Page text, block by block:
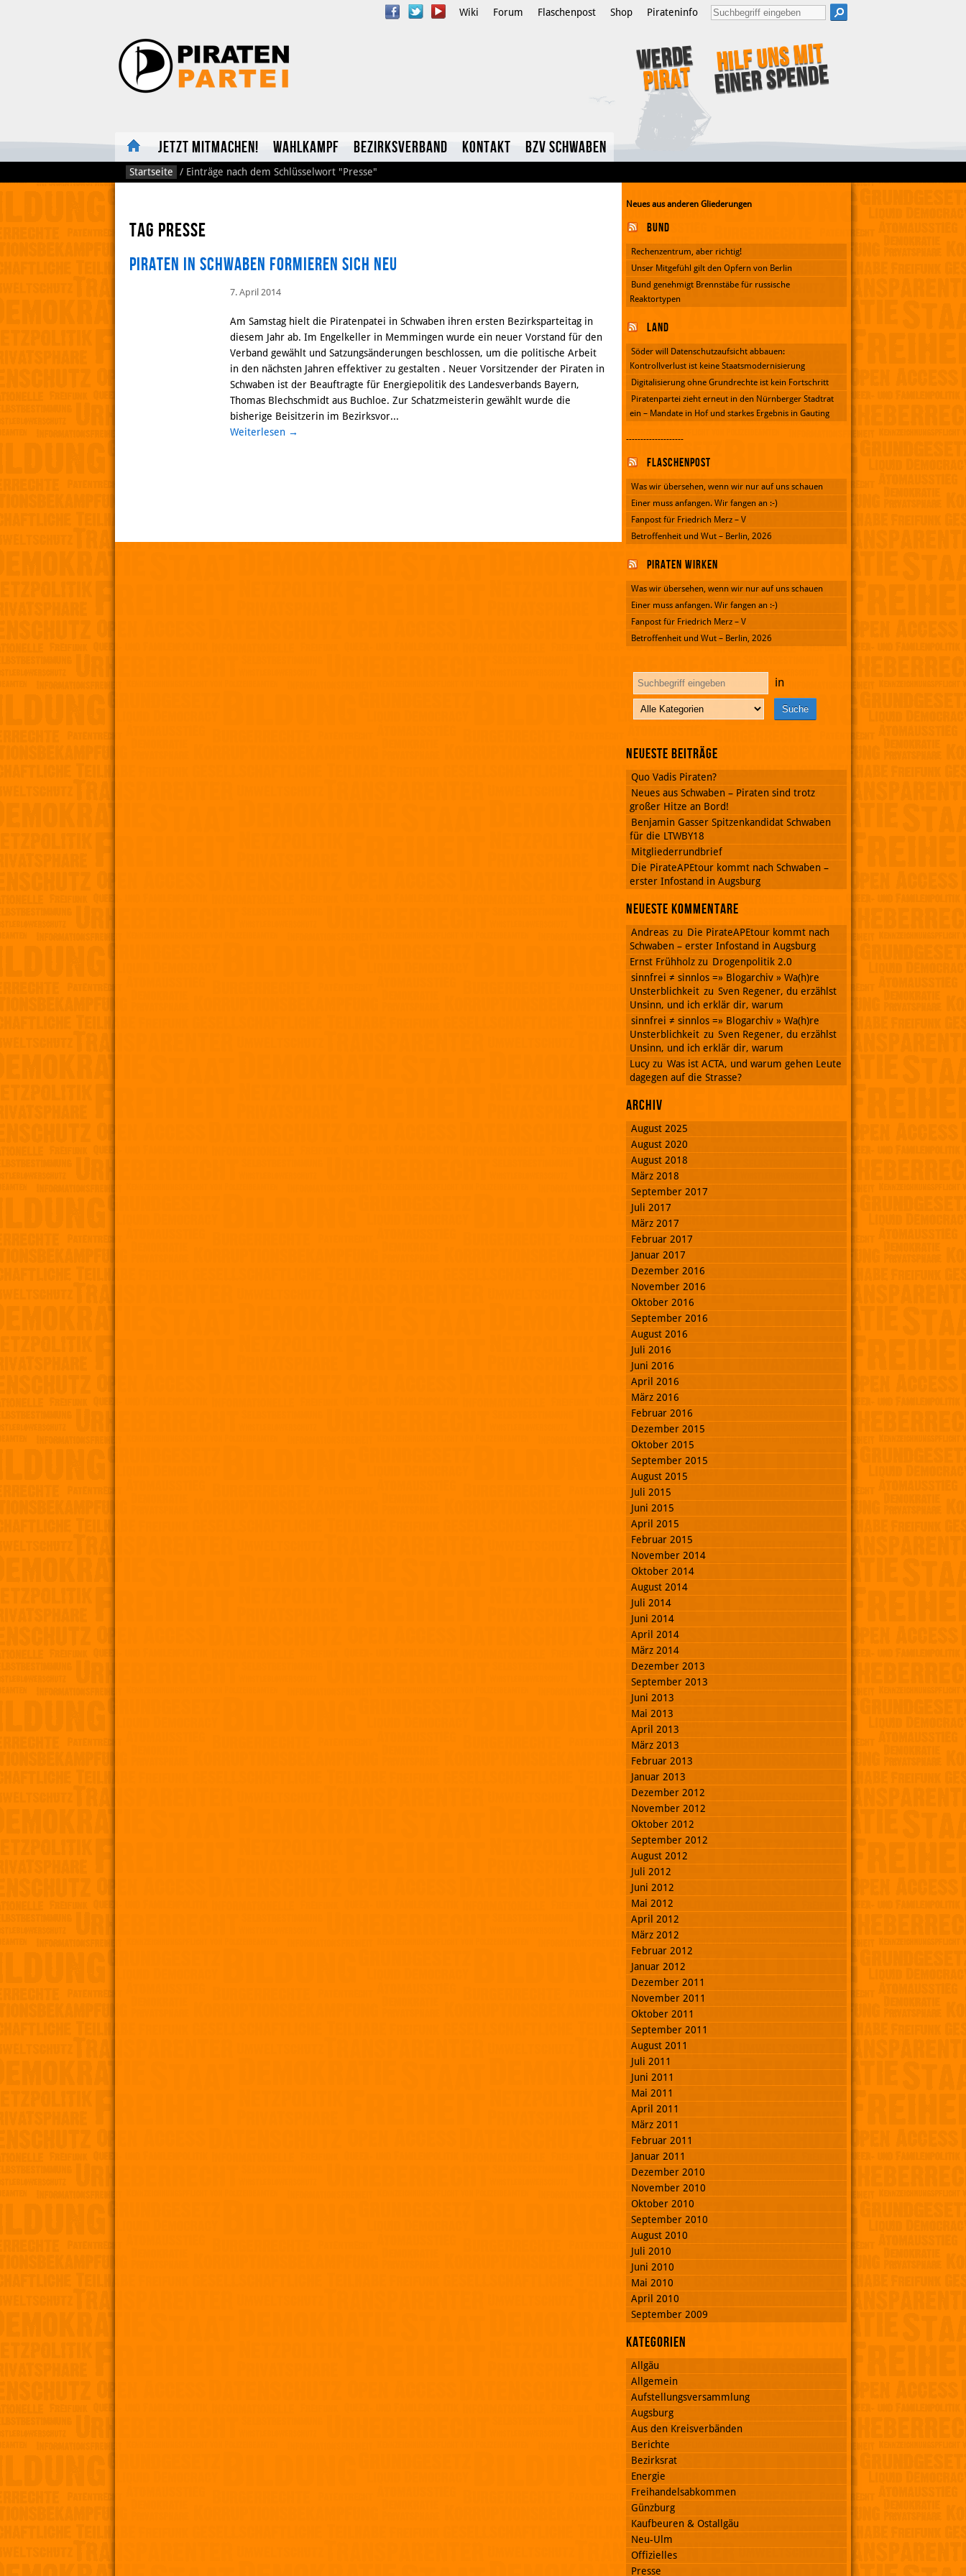
Wiki Forum Flaschenpost Shop Pirateninfo
Werde
Pirat
Hilf uns mit
einer Spende
Jetzt mitmachen! Wahlkampf Bezirksverband Kontakt BzV Schwaben
Startseite / Einträge nach dem Schlüsselwort "Presse"
Tag Presse
Piraten in Schwaben formieren sich neu
7. April 2014
Am Samstag hielt die Piratenpatei in Schwaben ihren ersten Bezirksparteitag in
diesem Jahr ab. Im Engelkeller in Memmingen wurde ein neuer Vorstand für den
Verband gewählt und Satzungsänderungen beschlossen, um die politische Arbeit
in den nächsten Jahren effektiver zu gestalten . Neuer Vorsitzender der Piraten in
Schwaben ist der Beauftragte für Energiepolitik des Landesverbands Bayern,
Thomas Blechschmidt aus Buchloe. Zur Schatzmeisterin gewählt wurde die
bisherige Beisitzerin im Bezirksvor...
Weiterlesen →
Neues aus anderen Gliederungen
Bund
Rechenzentrum, aber richtig!
Unser Mitgefühl gilt den Opfern von Berlin
Bund genehmigt Brennstäbe für russische
Reaktortypen
Land
Söder will Datenschutzaufsicht abbauen:
Kontrollverlust ist keine Staatsmodernisierung
Digitalisierung ohne Grundrechte ist kein Fortschritt
Piratenpartei zieht erneut in den Nürnberger Stadtrat
ein – Mandate in Hof und starkes Ergebnis in Gauting
--------------------
Flaschenpost
Was wir übersehen, wenn wir nur auf uns schauen
Einer muss anfangen. Wir fangen an :-)
Fanpost für Friedrich Merz – V
Betroffenheit und Wut – Berlin, 2026
Piraten wirken
Was wir übersehen, wenn wir nur auf uns schauen
Einer muss anfangen. Wir fangen an :-)
Fanpost für Friedrich Merz – V
Betroffenheit und Wut – Berlin, 2026
in
Neueste Beiträge
Quo Vadis Piraten?
Neues aus Schwaben – Piraten sind trotz
großer Hitze an Bord!
Benjamin Gasser Spitzenkandidat Schwaben
für die LTWBY18
Mitgliederrundbrief
Die PirateAPEtour kommt nach Schwaben –
erster Infostand in Augsburg
Neueste Kommentare
Andreas zu Die PirateAPEtour kommt nach
Schwaben – erster Infostand in Augsburg
Ernst Frühholz zu Drogenpolitik 2.0
sinnfrei ≠ sinnlos =» Blogarchiv » Wa(h)re
Unsterblichkeit zu Sven Regener, du erzählst
Unsinn, und ich erklär dir, warum
sinnfrei ≠ sinnlos =» Blogarchiv » Wa(h)re
Unsterblichkeit zu Sven Regener, du erzählst
Unsinn, und ich erklär dir, warum
Lucy zu Was ist ACTA, und warum gehen Leute
dagegen auf die Strasse?
Archiv
August 2025
August 2020
August 2018
März 2018
September 2017
Juli 2017
März 2017
Februar 2017
Januar 2017
Dezember 2016
November 2016
Oktober 2016
September 2016
August 2016
Juli 2016
Juni 2016
April 2016
März 2016
Februar 2016
Dezember 2015
Oktober 2015
September 2015
August 2015
Juli 2015
Juni 2015
April 2015
Februar 2015
November 2014
Oktober 2014
August 2014
Juli 2014
Juni 2014
April 2014
März 2014
Dezember 2013
September 2013
Juni 2013
Mai 2013
April 2013
März 2013
Februar 2013
Januar 2013
Dezember 2012
November 2012
Oktober 2012
September 2012
August 2012
Juli 2012
Juni 2012
Mai 2012
April 2012
März 2012
Februar 2012
Januar 2012
Dezember 2011
November 2011
Oktober 2011
September 2011
August 2011
Juli 2011
Juni 2011
Mai 2011
April 2011
März 2011
Februar 2011
Januar 2011
Dezember 2010
November 2010
Oktober 2010
September 2010
August 2010
Juli 2010
Juni 2010
Mai 2010
April 2010
September 2009
Kategorien
Allgäu
Allgemein
Aufstellungsversammlung
Augsburg
Aus den Kreisverbänden
Berichte
Bezirksrat
Energie
Freihandelsabkommen
Günzburg
Kaufbeuren & Ostallgäu
Neu-Ulm
Offizielles
Presse